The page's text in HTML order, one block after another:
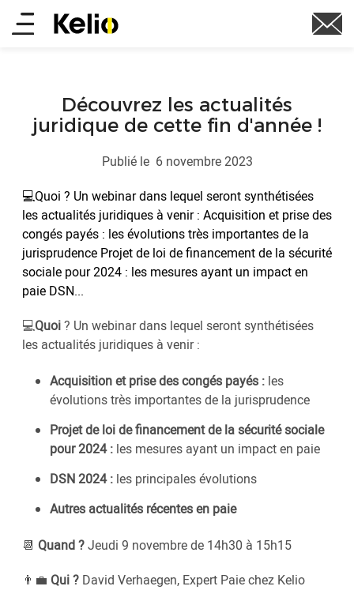
Aller
auMain
Découvrez les actualités
juridique de cette fin d'année !
Publié le 6 novembre 2023
💻Quoi ? Un webinar dans lequel seront synthétisées
les actualités juridiques à venir : Acquisition et prise des
congés payés : les évolutions très importantes de la
jurisprudence Projet de loi de financement de la sécurité
sociale pour 2024 : les mesures ayant un impact en
paie DSN...
💻Quoi? Un webinar dans lequel seront synthétisées
les actualités juridiques à venir :
Acquisition et prise des congés payés : les
évolutions très importantes de la jurisprudence
Projet de loi de financement de la sécurité sociale
pour 2024 : les mesures ayant un impact en paie
DSN 2024 : les principales évolutions
Autres actualités récentes en paie
📆 Quand ?Jeudi 9 novembre de 14h30 à 15h15
👨‍💼 Qui ? David Verhaegen, Expert Paie chez Kelio